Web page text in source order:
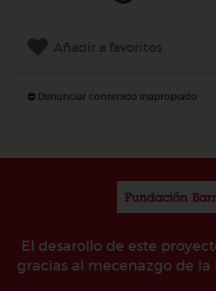
Añadir a favoritos
Denunciar contenido inapropiado
El desarollo de este
gracias al mecenazgo de la